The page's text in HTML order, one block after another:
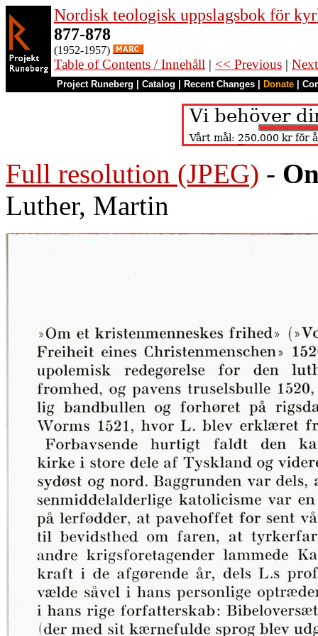
Nordisk teologisk uppslagsbok för
877-878
(1952-1957)
Table of Contents / Innehåll | << Previous |
Project Runeberg Catalog Recent Changes Donate
Full resolution (JPEG) -
Luther, Martin